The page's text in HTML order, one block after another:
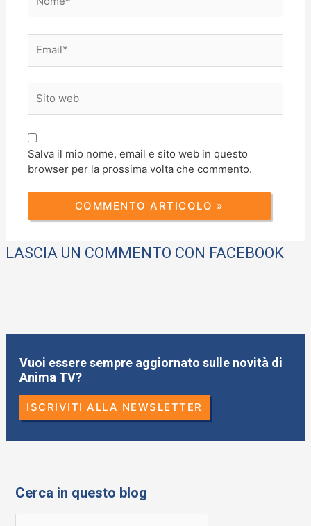
web
Salva il mio nome, email e sito web in questo
browser per la prossima volta che commento.
LASCIA UN COMMENTO CON FACEBOOK
Vuoi essere sempre aggiornato sulle novità di
Anima TV?
ISCRIVITI ALLA NEWSLETTER
Cerca in questo blog